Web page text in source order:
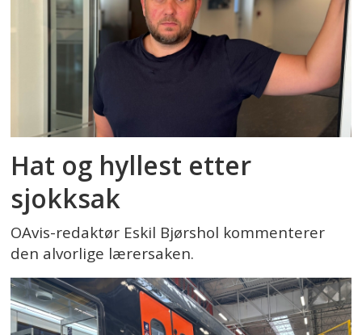
Hat og hyllest etter
sjokksak
OAvis-redaktør Eskil Bjørshol kommenterer
den alvorlige lærersaken.